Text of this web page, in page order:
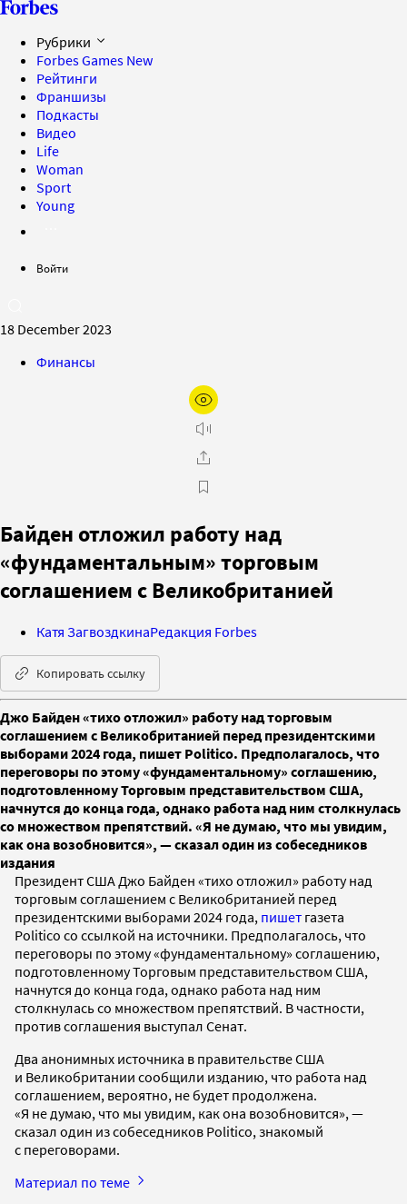
Рубрики
Forbes Games New
Рейтинги
Франшизы
Подкасты
Видео
Life
Woman
Sport
Young
Войти
18 December 2023
Финансы
Байден отложил работу над
«фундаментальным» торговым
соглашением с Великобританией
Катя ЗагвоздкинаРедакция Forbes
Копировать ссылку
Джо Байден «тихо отложил» работу над торговым
соглашением с Великобританией перед президентскими
выборами 2024 года, пишет Politico. Предполагалось, что
переговоры по этому «фундаментальному» соглашению,
подготовленному Торговым представительством США,
начнутся до конца года, однако работа над ним столкнулась
со множеством препятствий. «Я не думаю, что мы увидим,
как она возобновится», — сказал один из собеседников
издания
Президент США Джо Байден «тихо отложил» работу над
торговым соглашением с Великобританией перед
президентскими выборами 2024 года, пишет газета
Politico со ссылкой на источники. Предполагалось, что
переговоры по этому «фундаментальному» соглашению,
подготовленному Торговым представительством США,
начнутся до конца года, однако работа над ним
столкнулась со множеством препятствий. В частности,
против соглашения выступал Сенат.
Два анонимных источника в правительстве США
и Великобритании сообщили изданию, что работа над
соглашением, вероятно, не будет продолжена.
«Я не думаю, что мы увидим, как она возобновится», —
сказал один из собеседников Politico, знакомый
с переговорами.
Материал по теме